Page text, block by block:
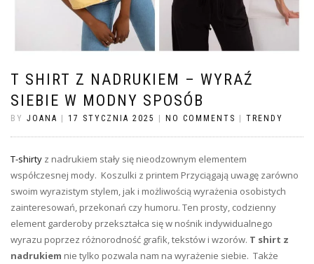
T SHIRT Z NADRUKIEM – WYRAŹ
SIEBIE W MODNY SPOSÓB
BY JOANA | 17 STYCZNIA 2025 | NO COMMENTS | TRENDY
T-shirty z nadrukiem stały się nieodzownym elementem
współczesnej mody. Koszulki z printem Przyciągają uwagę zarówno
swoim wyrazistym stylem, jak i możliwością wyrażenia osobistych
zainteresowań, przekonań czy humoru. Ten prosty, codzienny
element garderoby przekształca się w nośnik indywidualnego
wyrazu poprzez różnorodność grafik, tekstów i wzorów. T shirt z
nadrukiem nie tylko pozwala nam na wyrażenie siebie. Także